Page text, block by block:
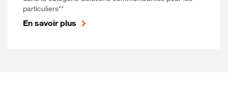
particuliers**
En savoir plus